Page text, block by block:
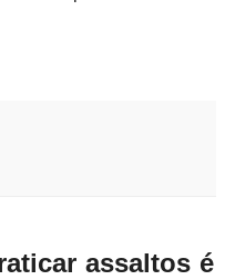
assaltos é